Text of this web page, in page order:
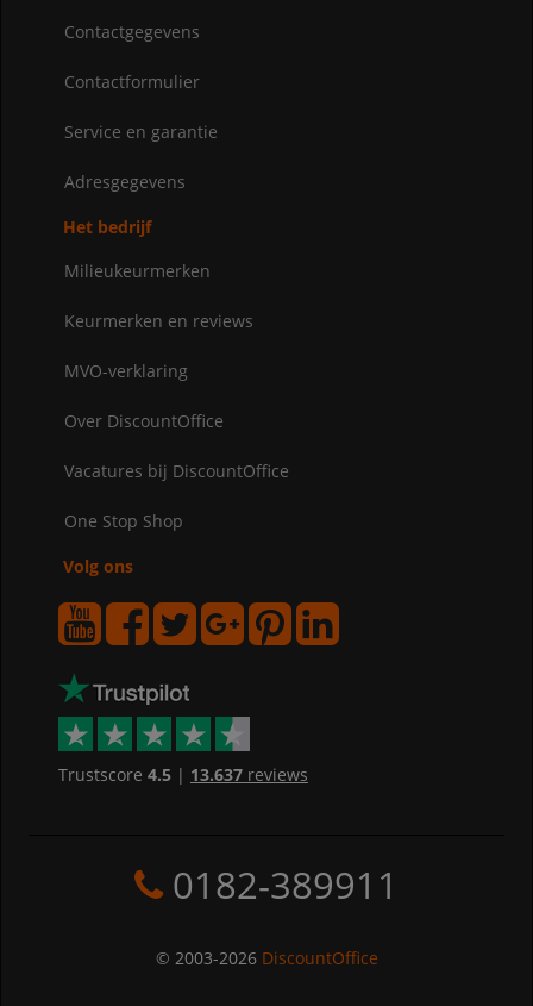
Contactgegevens
Contactformulier
Service en garantie
Adresgegevens
Het bedrijf
Milieukeurmerken
Keurmerken en reviews
MVO-verklaring
Over DiscountOffice
Vacatures bij DiscountOffice
One Stop Shop
Volg ons
Trustscore 4.5| 13.637reviews
0182-389911
© 2003-2026 DiscountOffice